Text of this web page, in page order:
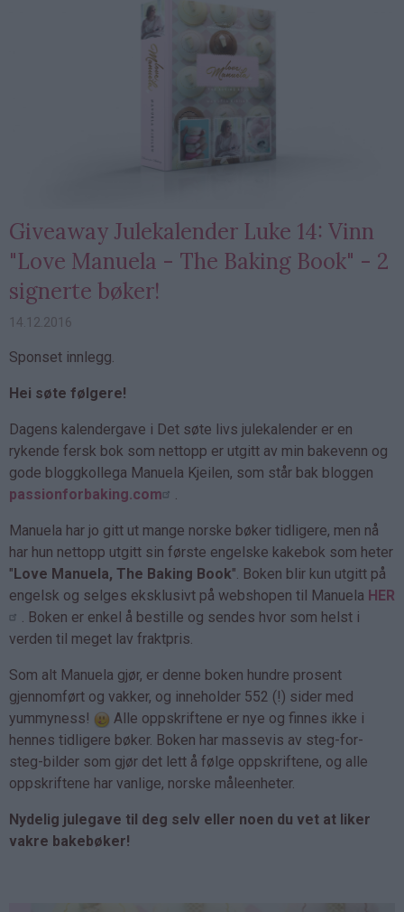
Giveaway Julekalender Luke 14: Vinn
"Love Manuela - The Baking Book" - 2
signerte bøker!
14.12.2016
Sponset innlegg.
Hei søte følgere!
Dagens kalendergave i Det søte livs julekalender er en
rykende fersk bok som nettopp er utgitt av min bakevenn og
gode bloggkollega Manuela Kjeilen, som står bak bloggen
passionforbaking.com
.
Manuela har jo gitt ut mange norske bøker tidligere, men nå
har hun nettopp utgitt sin første engelske kakebok som heter
"Love Manuela, The Baking Book". Boken blir kun utgitt på
engelsk og selges eksklusivt på webshopen til Manuela HER
. Boken er enkel å bestille og sendes hvor som helst i
verden til meget lav fraktpris.
Som alt Manuela gjør, er denne boken hundre prosent
gjennomført og vakker, og inneholder 552 (!) sider med
yummyness!
Alle oppskriftene er nye og finnes ikke i
hennes tidligere bøker. Boken har massevis av steg-for-
steg-bilder som gjør det lett å følge oppskriftene, og alle
oppskriftene har vanlige, norske måleenheter.
Nydelig julegave til deg selv eller noen du vet at liker
vakre bakebøker!